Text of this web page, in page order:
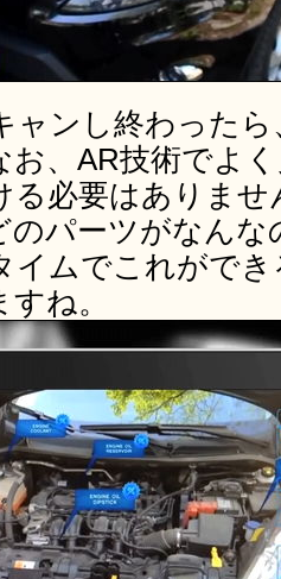
ャンし終わった
お、AR技術でよ
る必要はありませ
のパーツがなん
イムでこれがで
ね。